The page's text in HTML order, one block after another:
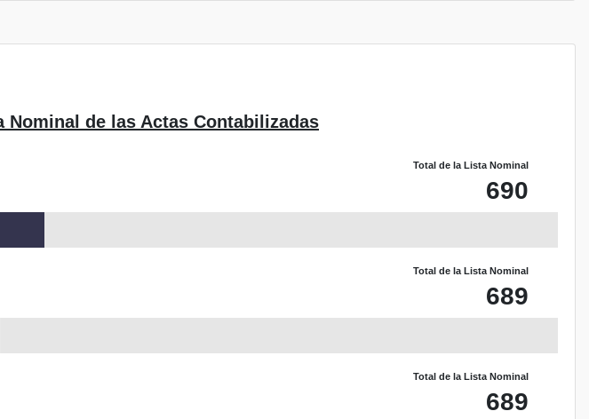
de las Actas Contabilizadas
Total de la Lista Nominal
690
Total de la Lista Nominal
689
Total de la Lista Nominal
689